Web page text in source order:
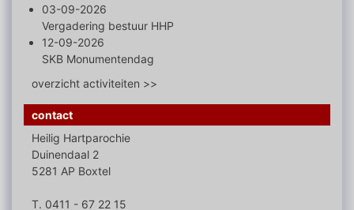
03-09-2026
Vergadering bestuur HHP
12-09-2026
SKB Monumentendag
overzicht activiteiten >>
contact
Heilig Hartparochie
Duinendaal 2
5281 AP Boxtel
T. 0411 - 67 22 15